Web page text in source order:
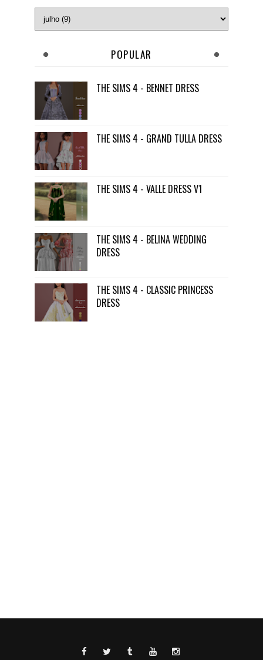
POPULAR
THE SIMS 4 - BENNET DRESS
THE SIMS 4 - GRAND TULLA DRESS
THE SIMS 4 - VALLE DRESS V1
THE SIMS 4 - BELINA WEDDING
DRESS
THE SIMS 4 - CLASSIC PRINCESS
DRESS